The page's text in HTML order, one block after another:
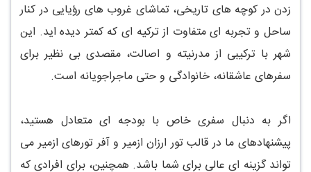
زدن در کوچه های تاریخی، تماشای غروب های رؤیایی در کنار
ساحل و تجربه ای متفاوت از ترکیه ای که کمتر دیده اید. این
شهر با ترکیبی از مدرنیته و اصالت، مقصدی بی نظیر برای
سفرهای عاشقانه، خانوادگی و حتی ماجراجویانه است.
اگر به دنبال سفری خاص با بودجه ای متعادل هستید،
پیشنهادهای ما در قالب تور ارزان ازمیر و آفر تورهای ازمیر می
تواند گزینه ای عالی برای شما باشد. همچنین، برای افرادی که